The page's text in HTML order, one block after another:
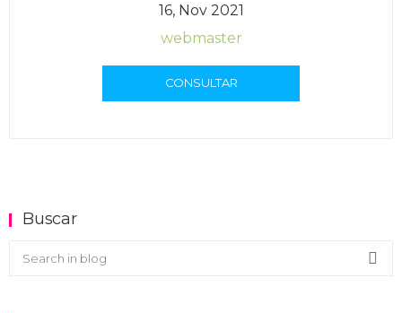
16, Nov 2021
webmaster
CONSULTAR
Buscar
Buscar en el blog